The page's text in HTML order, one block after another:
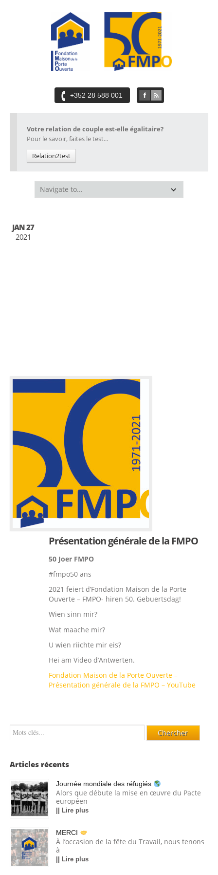
+352 28 588 001
Votre relation de couple est-elle égalitaire?
Pour le savoir, faites le test...
Relation2test
JAN 27
2021
Présentation générale de la FMPO
50 Joer FMPO
#fmpo50 ans
2021 feiert d’Fondation Maison de la Porte
Ouverte – FMPO- hiren 50. Gebuertsdag!
Wien sinn mir?
Wat maache mir?
U wien riichte mir eis?
Hei am Video d’Äntwerten.
Fondation Maison de la Porte Ouverte –
Présentation générale de la FMPO – YouTube
Articles récents
Journée mondiale des réfugiés
Alors que débute la mise en œuvre du Pacte
européen
|| Lire plus
MERCI
À l’occasion de la fête du Travail, nous tenons
à
|| Lire plus